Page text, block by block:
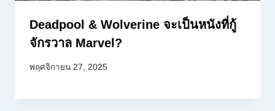
Deadpool & Wolverine จะเป็นหนังที่กู้
จักรวาล Marvel?
พฤศจิกายน 27, 2025